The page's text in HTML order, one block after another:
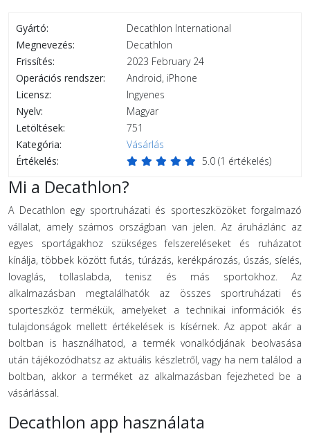
Gyártó:
Decathlon International
Megnevezés:
Decathlon
Frissítés:
2023 February 24
Operációs rendszer:
Android, iPhone
Licensz:
Ingyenes
Nyelv:
Magyar
Letöltések:
751
Kategória:
Vásárlás
Értékelés:
5.0 (1 értékelés)
Mi a Decathlon?
A Decathlon egy sportruházati és sporteszközöket forgalmazó
vállalat, amely számos országban van jelen. Az áruházlánc az
egyes sportágakhoz szükséges felszereléseket és ruházatot
kínálja, többek között futás, túrázás, kerékpározás, úszás, síelés,
lovaglás, tollaslabda, tenisz és más sportokhoz. Az
alkalmazásban megtalálhatók az összes sportruházati és
sporteszköz termékük, amelyeket a technikai információk és
tulajdonságok mellett értékelések is kísérnek. Az appot akár a
boltban is használhatod, a termék vonalkódjának beolvasása
után tájékozódhatsz az aktuális készletről, vagy ha nem találod a
boltban, akkor a terméket az alkalmazásban fejezheted be a
vásárlással.
Decathlon app használata